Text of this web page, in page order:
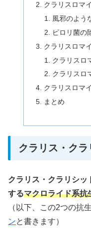
クラリスロマ
風邪のよう
ピロリ菌の
クラリスロマ
クラリスロ
クラリスロ
クラリスロマ
まとめ
クラリス・ク
クラリス・クラリシッ
するマクロライド系抗
（以下、この2つの抗
ンと書きます）